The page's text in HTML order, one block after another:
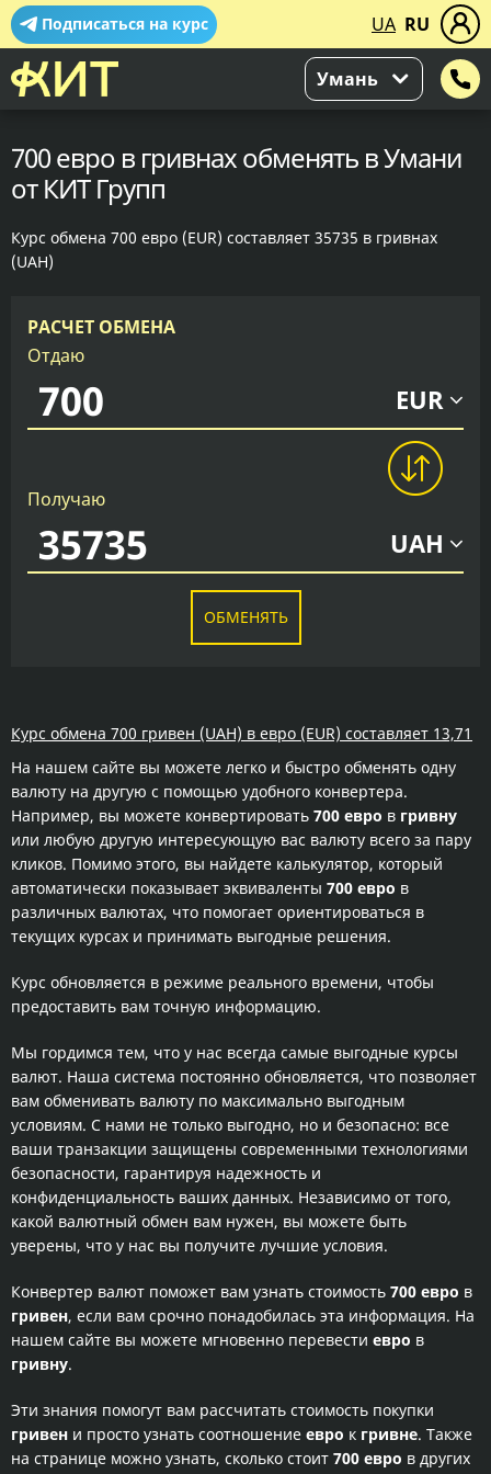
Подписаться на курс UA RU
Умань
700 евро в гривнах обменять в Умани
от КИТ Групп
Курс обмена 700 евро (EUR) составляет 35735 в гривнах
(UAH)
РАСЧЕТ ОБМЕНА
Отдаю
EUR
Получаю
UAH
ОБМЕНЯТЬ
Курс обмена 700 гривен (UAH) в евро (EUR) составляет 13,71
На нашем сайте вы можете легко и быстро обменять одну
валюту на другую с помощью удобного конвертера.
Например, вы можете конвертировать 700 евро в гривну
или любую другую интересующую вас валюту всего за пару
кликов. Помимо этого, вы найдете калькулятор, который
автоматически показывает эквиваленты 700 евро в
различных валютах, что помогает ориентироваться в
текущих курсах и принимать выгодные решения.
Курс обновляется в режиме реального времени, чтобы
предоставить вам точную информацию.
Мы гордимся тем, что у нас всегда самые выгодные курсы
валют. Наша система постоянно обновляется, что позволяет
вам обменивать валюту по максимально выгодным
условиям. С нами не только выгодно, но и безопасно: все
ваши транзакции защищены современными технологиями
безопасности, гарантируя надежность и
конфиденциальность ваших данных. Независимо от того,
какой валютный обмен вам нужен, вы можете быть
уверены, что у нас вы получите лучшие условия.
Конвертер валют поможет вам узнать стоимость 700 евро в
гривен, если вам срочно понадобилась эта информация. На
нашем сайте вы можете мгновенно перевести евро в
гривну.
Эти знания помогут вам рассчитать стоимость покупки
гривен и просто узнать соотношение евро к гривне. Также
на странице можно узнать, сколько стоит 700 евро в других